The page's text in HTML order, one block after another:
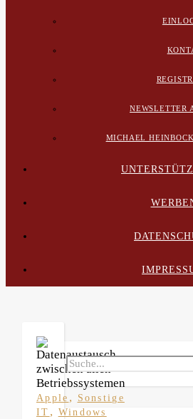
NEWSLETTER
MICHAEL
Apple ,
Sonstige
IT , Windows